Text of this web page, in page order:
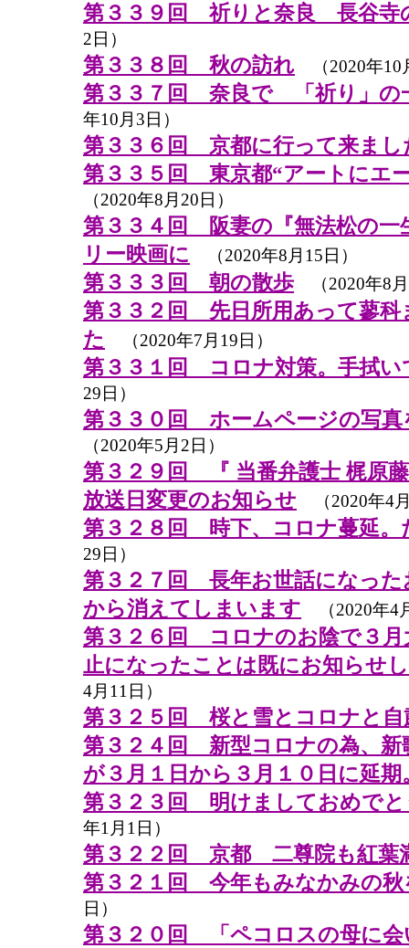
第３３９回 祈りと奈良 長谷寺
2日）
第３３８回 秋の訪れ （2020年10
第３３７回 奈良で 「祈り」の
年10月3日）
第３３６回 京都に行って来まし
第３３５回 東京都“アートにエ
（2020年8月20日）
第３３４回 阪妻の『無法松の一
リー映画に （2020年8月15日）
第３３３回 朝の散歩 （2020年8
第３３２回 先日所用あって蓼科
た
（2020年7月19日）
第３３１回 コロナ対策。手拭い
29日）
第３３０回 ホームページの写真
（2020年5月2日）
第３２９回 『 当番弁護士 梶原
放送日変更のお知らせ （2020年4
第３２８回 時下、コロナ蔓延。
29日）
第３２７回 長年お世話になった
から消えてしまいます （2020年4
第３２６回 コロナのお陰で３月
止になったことは既にお知らせ
4月11日）
第３２５回 桜と雪とコロナと自
第３２４回 新型コロナの為、新
が３月１日から３月１０日に延期
第３２３回 明けましておめで
年1月1日）
第３２２回 京都 二尊院も紅葉
第３２１回 今年もみなかみの秋
日）
第３２０回 「ペコロスの母に会